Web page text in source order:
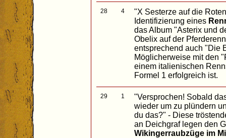
28 4
"X Sesterze auf die
Identifizierung eines
das Album "Asterix und
Obelix auf der
entsprechend auch "Die
Möglicherweise mit den
einem italienischen
Formel 1 erfolgreich ist.
29 1
"Versprochen! Sobald
wieder um zu plündern
du das?" - Diese
an Deichgraf legen den
Wikingerraubzüge im